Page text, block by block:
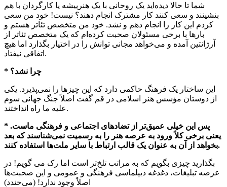
شما تا حالا دیده‌اید یک روحانی با یک هنرپیشه یا کارگردان با هم
بنشینند و سعی کنند کار مشترک انجام دهند؟ نیست! خود من سعی
کردم این کار را انجام دهم و نشد. خود من متخصص تئاتر هستم و
بارها با برخی مسئولان صحبت کرده‌ام که یک متخصص تئاتر از
آرژانتین آمده و می‌خواهد مجانی توانش را در اختیار بگذارد اما هیچ
اتفاقی نیفتاد.
* چرا نشد؟
این ساختار یک فرهنگ حاکمی دارد که این چیزها را نمی‌پذیرد. یکی
از دوستان مؤسس هنر اسلامی در قم گفت اصلاً جنگ جهانی سوم
علیه ما راه انداختند.
* پس این خیلی عمیق‌تر از تضادهای اجتماعی و فرهنگی ماست.
یعنی برخی کلاً ورود به عرصه هنر را به رسمیت نمی‌شناسند که بعد
بخواهد از آن به عنوان یک قالب ارتباط با سایر ملت‌ها استفاده کنند.
بگذارید چیزی بگویم که به مراتب تلخ‌تر است اما رک می گویم! در
عرصه تبلیغات، دغدغه دیپلماسی فرهنگی و عمومی و این صحبت‌ها
اصلاً وجود ندارد! (می‌خندد)